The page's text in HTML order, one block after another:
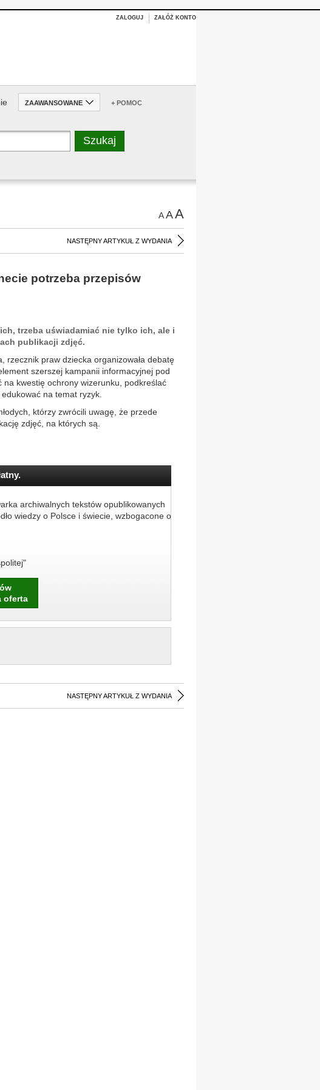
ZALOGUJ ZAŁÓŻ KONTO
ZAAWANSOWANE + POMOC
AAA
NASTĘPNY ARTYKUŁ Z WYDANIA
potrzeba przepisów
trzeba uświadamiać nie tylko ich, ale i
publikacji zdjęć.
rzecznik praw dziecka organizowała debatę
szerszej kampanii informacyjnej pod
na kwestię ochrony wizerunku, podkreślać
na temat ryzyk.
którzy zwrócili uwagę, że przede
zdjęć, na których są.
archiwalnych tekstów opublikowanych
wiedzy o Polsce i świecie, wzbogacone o
oferta
NASTĘPNY ARTYKUŁ Z WYDANIA